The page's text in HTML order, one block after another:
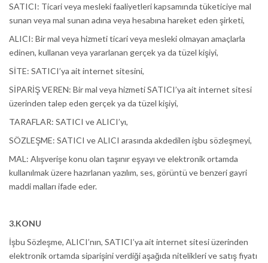
SATICI: Ticari veya mesleki faaliyetleri kapsamında tüketiciye mal
sunan veya mal sunan adına veya hesabına hareket eden şirketi,
ALICI: Bir mal veya hizmeti ticari veya mesleki olmayan amaçlarla
edinen, kullanan veya yararlanan gerçek ya da tüzel kişiyi,
SİTE: SATICI’ya ait internet sitesini,
SİPARİŞ VEREN: Bir mal veya hizmeti SATICI’ya ait internet sitesi
üzerinden talep eden gerçek ya da tüzel kişiyi,
TARAFLAR: SATICI ve ALICI’yı,
SÖZLEŞME: SATICI ve ALICI arasında akdedilen işbu sözleşmeyi,
MAL: Alışverişe konu olan taşınır eşyayı ve elektronik ortamda
kullanılmak üzere hazırlanan yazılım, ses, görüntü ve benzeri gayri
maddi malları ifade eder.
3.KONU
İşbu Sözleşme, ALICI’nın, SATICI’ya ait internet sitesi üzerinden
elektronik ortamda siparişini verdiği aşağıda nitelikleri ve satış fiyatı